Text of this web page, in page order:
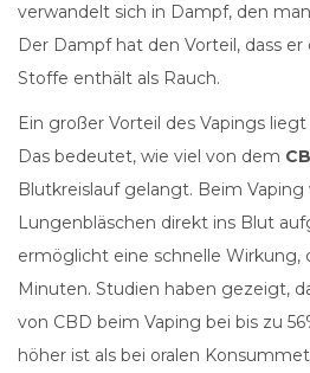
verwandelt sich in Dampf, den
Der Dampf hat den Vorteil, dass
Stoffe enthält als Rauch.
Ein großer Vorteil des Vapings
Das bedeutet, wie viel von dem
Blutkreislauf gelangt. Beim Vaping
Lungenbläschen direkt ins Blut
ermöglicht eine schnelle Wirkung,
Minuten. Studien haben gezeigt,
von CBD beim Vaping bei bis zu
höher ist als bei oralen